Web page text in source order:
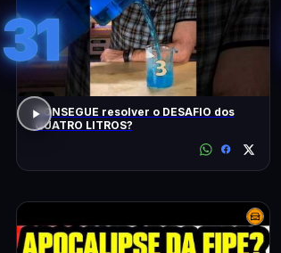
31
CONSEGUE resolver o DESAFIO dos
QUATRO LITROS?